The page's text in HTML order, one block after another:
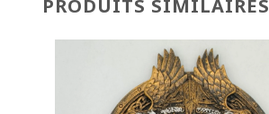
PRODUITS SIMILAIRES